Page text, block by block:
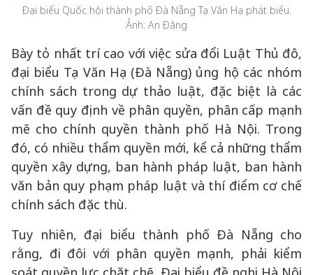
Đại biểu Quốc hội thành phố Đà Nẵng Tạ Văn Hạ phát biểu.
Ảnh: An Đăng
Bày tỏ nhất trí cao với việc sửa đổi Luật Thủ đô,
đại biểu Tạ Văn Hạ (Đà Nẵng) ủng hộ các nhóm
chính sách trong dự thảo luật, đặc biệt là các
vấn đề quy định về phân quyền, phân cấp mạnh
mẽ cho chính quyền thành phố Hà Nội. Trong
đó, có nhiều thẩm quyền mới, kể cả những thẩm
quyền xây dựng, ban hành pháp luật, ban hành
văn bản quy phạm pháp luật và thí điểm cơ chế
chính sách đặc thù.
Tuy nhiên, đại biểu thành phố Đà Nẵng cho
rằng, đi đôi với phân quyền mạnh, phải kiểm